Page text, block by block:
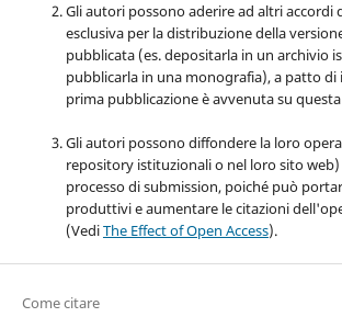
Gli autori possono aderire ad altri accordi
esclusiva per la distribuzione della
pubblicata (es. depositarla in un archivio
pubblicarla in una monografia), a patto di
prima pubblicazione è avvenuta su
Gli autori possono diffondere la loro
repository istituzionali o nel loro sito
processo di submission, poiché può
produttivi e aumentare le citazioni
(VediThe Effect of Open Access).
Come citare